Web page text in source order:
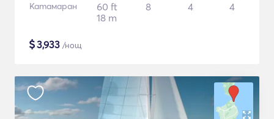
Катамаран
60 ft
18 m
8 4 4
$3,933 /нощ